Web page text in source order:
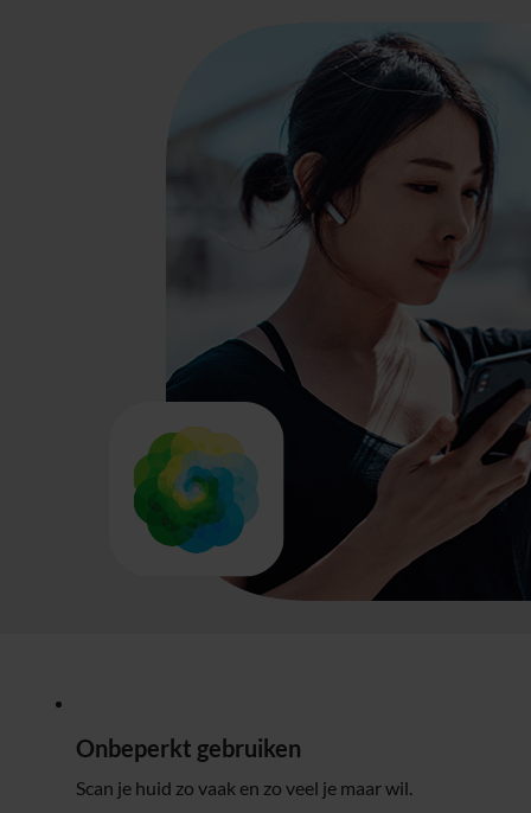
Onbeperkt gebruiken
Scan je huid zo vaak en zo veel je maar wil.